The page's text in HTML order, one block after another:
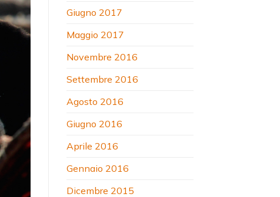
Giugno 2017
Maggio 2017
Novembre 2016
Settembre 2016
Agosto 2016
Giugno 2016
Aprile 2016
Gennaio 2016
Dicembre 2015